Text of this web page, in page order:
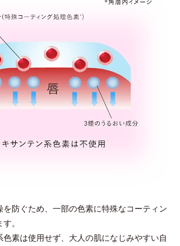
防ぐため、一部の色素に特殊なコーティン
。
色素は使用せず、大人の肌になじみやすい自